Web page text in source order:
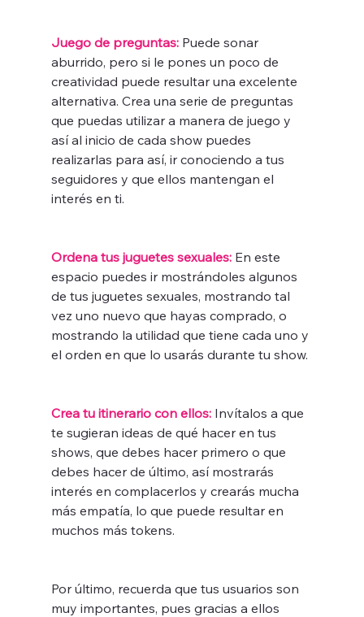
Juego de preguntas: Puede sonar
aburrido, pero si le pones un poco de
creatividad puede resultar una excelente
alternativa. Crea una serie de preguntas
que puedas utilizar a manera de juego y
así al inicio de cada show puedes
realizarlas para así, ir conociendo a tus
seguidores y que ellos mantengan el
interés en ti.
Ordena tus juguetes sexuales: En este
espacio puedes ir mostrándoles algunos
de tus juguetes sexuales, mostrando tal
vez uno nuevo que hayas comprado, o
mostrando la utilidad que tiene cada uno y
el orden en que lo usarás durante tu show.
Crea tu itinerario con ellos: Invítalos a que
te sugieran ideas de qué hacer en tus
shows, que debes hacer primero o que
debes hacer de último, así mostrarás
interés en complacerlos y crearás mucha
más empatía, lo que puede resultar en
muchos más tokens.
Por último, recuerda que tus usuarios son
muy importantes, pues gracias a ellos